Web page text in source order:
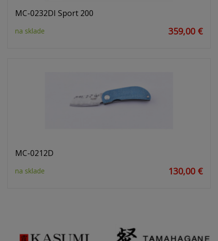
MC-0232DI Sport 200
na sklade 359,00 €
MC-0212D
na sklade 130,00 €